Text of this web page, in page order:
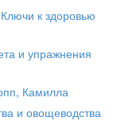
к здоровью
и упражнения
Камилла
и овощеводства